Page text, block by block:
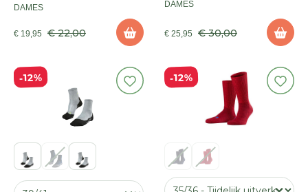
DAMES
€ 19,95 € 22,00
DAMES
€ 25,95 € 30,00
12% 12%